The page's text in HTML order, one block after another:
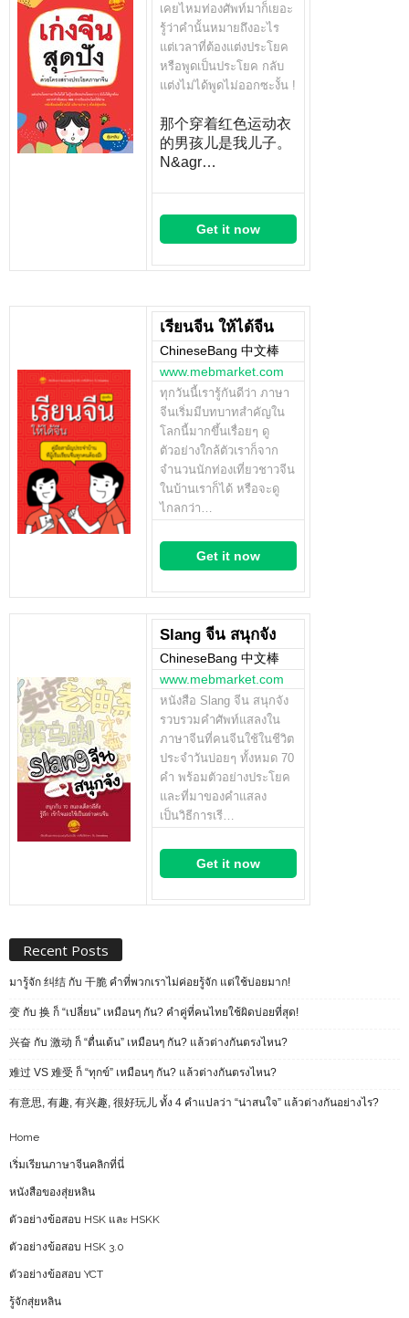
เคยไหมท่องศัพท์มาก็เยอะ
รู้ว่าคำนั้นหมายถึงอะไร
แต่เวลาที่ต้องแต่งประโยค
หรือพูดเป็นประโยค กลับ
แต่งไม่ได้พูดไม่ออกซะงั้น !
那个穿着红色运动衣
的男孩儿是我儿子。
N&agr…
Get it now
เรียนจีน ให้ได้จีน
ChineseBang 中文棒
www.mebmarket.com
ทุกวันนี้เรารู้กันดีว่า ภาษา
จีนเริ่มมีบทบาทสำคัญใน
โลกนี้มากขึ้นเรื่อยๆ ดู
ตัวอย่างใกล้ตัวเราก็จาก
จำนวนนักท่องเที่ยวชาวจีน
ในบ้านเราก็ได้ หรือจะดู
ไกลกว่า…
Get it now
Slang จีน สนุกจัง
ChineseBang 中文棒
www.mebmarket.com
หนังสือ Slang จีน สนุกจัง
รวบรวมคำศัพท์แสลงใน
ภาษาจีนที่คนจีนใช้ในชีวิต
ประจำวันบ่อยๆ ทั้งหมด 70
คำ พร้อมตัวอย่างประโยค
และที่มาของคำแสลง
เป็นวิธีการเรี…
Get it now
Recent Posts
มารู้จัก 纠结 กับ 干脆 คำที่พวกเราไม่ค่อยรู้จัก แต่ใช้บ่อยมาก!
变 กับ 换 ก็ “เปลี่ยน” เหมือนๆ กัน? คำคู่ที่คนไทยใช้ผิดบ่อยที่สุด!
兴奋 กับ 激动 ก็ “ตื่นเต้น” เหมือนๆ กัน? แล้วต่างกันตรงไหน?
难过 VS 难受 ก็ “ทุกข์” เหมือนๆ กัน? แล้วต่างกันตรงไหน?
有意思, 有趣, 有兴趣, 很好玩儿 ทั้ง 4 คำแปลว่า “น่าสนใจ” แล้วต่างกันอย่างไร?
Home
เริ่มเรียนภาษาจีนคลิกที่นี่
หนังสือของสุ่ยหลิน
ตัวอย่างข้อสอบ HSK และ HSKK
ตัวอย่างข้อสอบ HSK 3.0
ตัวอย่างข้อสอบ YCT
รู้จักสุ่ยหลิน